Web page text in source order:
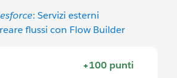
: Servizi esterni
flussi con Flow Builder